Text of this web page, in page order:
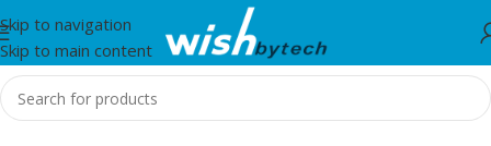
Skip to navigation
Skip to main content
Home/Zore